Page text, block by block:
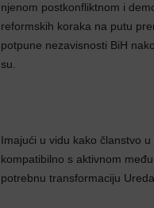
njenom postkonfliktnom i
reformskih koraka na putu
potpune nezavisnosti BiH
su.
Imajući u vidu kako članstvo
kompatibilno s aktivnom
potrebnu transformaciju